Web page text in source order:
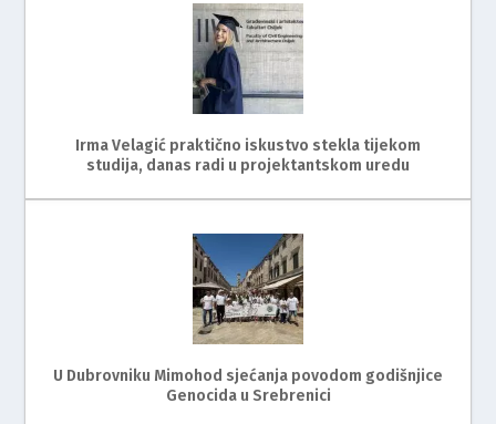
Irma Velagić praktično iskustvo stekla tijekom
studija, danas radi u projektantskom uredu
U Dubrovniku Mimohod sjećanja povodom godišnjice
Genocida u Srebrenici